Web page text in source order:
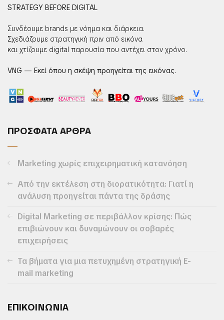
STRATEGY BEFORE DIGITAL
Συνδέουμε brands με νόημα και διάρκεια.
Σχεδιάζουμε στρατηγική πριν από εικόνα
και χτίζουμε digital παρουσία που αντέχει στον χρόνο.
VNG — Εκεί όπου η σκέψη προηγείται της εικόνας.
ΠΡΟΣΦΑΤΑ ΑΡΘΡΑ
Marketing χωρίς επιχειρηματική κατανόηση
Από την εκτέλεση στη διορατικότητα: Γιατί η
ανάλυση προηγείται πάντα της δράσης
Digital Marketing σε περιβάλλον κρίσης: Πώς
επιβιώνουν και δυναμώνουν οι σοβαρές
επιχειρήσεις
Τα βήματα για μια πετυχημένη στρατηγική E-
mail marketing
ΕΠΙΚΟΙΝΩΝΙΑ